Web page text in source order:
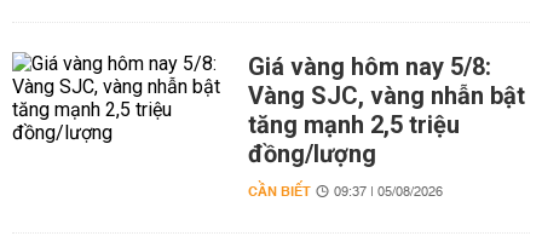
Giá vàng hôm nay 5/8:
Vàng SJC, vàng nhẫn bật
tăng mạnh 2,5 triệu
đồng/lượng
CẦN BIẾT 09:37 | 05/08/2026